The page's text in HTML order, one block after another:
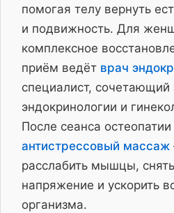
помогая телу вернуть
и подвижность. Для
комплексное
приём ведёт врач
специалист, сочетающий
эндокринологии и
После сеанса
антистрессовый массаж
расслабить мышцы,
напряжение и ускорить
организма.